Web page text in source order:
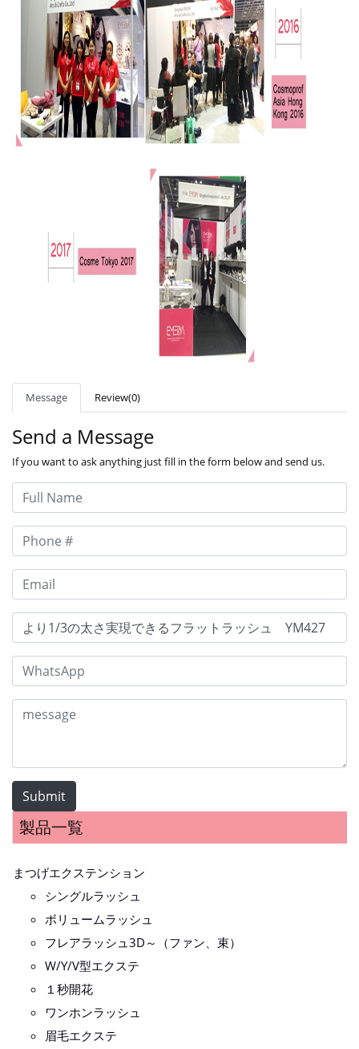
Message Review(0)
Send a Message
If you want to ask anything just fill in the form below and send us.
Submit
製品一覧
まつげエクステンション
シングルラッシュ
ボリュームラッシュ
フレアラッシュ3D～（ファン、束）
W/Y/V型エクステ
１秒開花
ワンホンラッシュ
眉毛エクステ